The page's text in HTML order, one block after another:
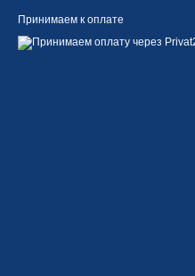
Принимаем к оплате